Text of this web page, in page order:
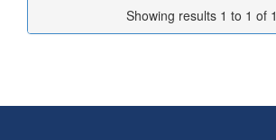
Showing results 1 to 1 of 1